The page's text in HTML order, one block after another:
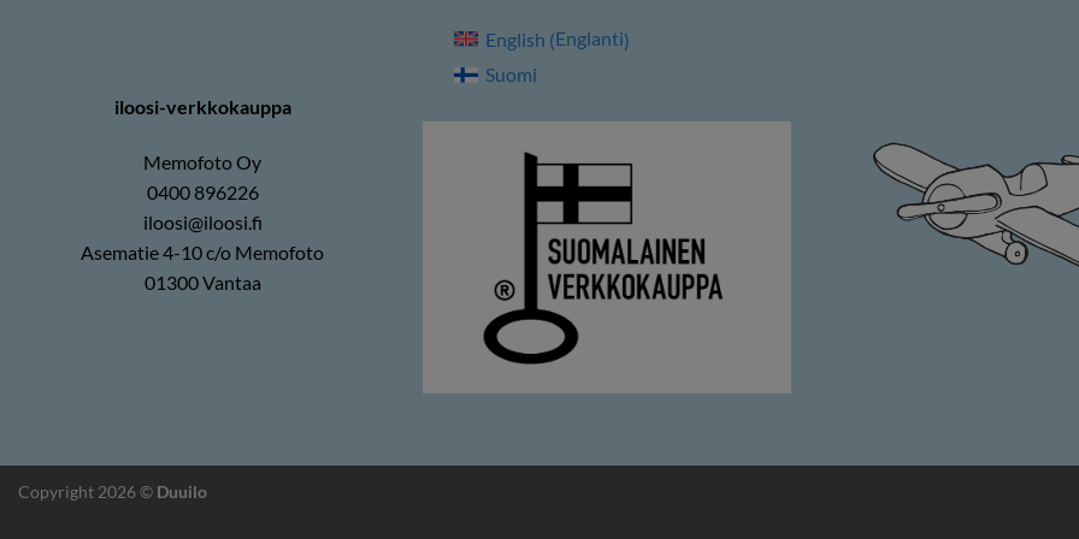
iloosi-verkkokauppa
Memofoto Oy
0400 896226
iloosi@iloosi.fi
Asematie 4-10 c/o Memofoto
01300 Vantaa
English (Englanti)
Suomi
Copyright 2026 © Duuilo